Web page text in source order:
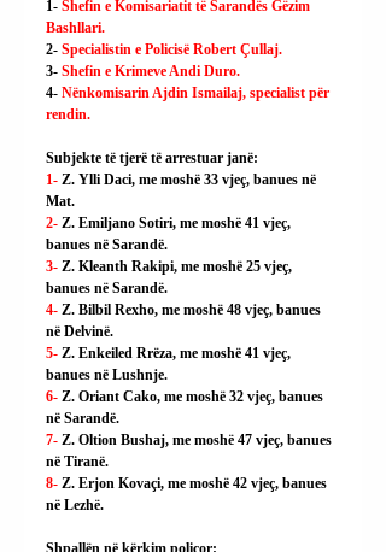
1- Shefin e Komisariatit të Sarandës Gëzim
Bashllari.
2- Specialistin e Policisë Robert Çullaj.
3- Shefin e Krimeve Andi Duro.
4- Nënkomisarin Ajdin Ismailaj, specialist për
rendin.
Subjekte të tjerë të arrestuar janë:
1- Z. Ylli Daci, me moshë 33 vjeç, banues në
Mat.
2- Z. Emiljano Sotiri, me moshë 41 vjeç,
banues në Sarandë.
3- Z. Kleanth Rakipi, me moshë 25 vjeç,
banues në Sarandë.
4- Z. Bilbil Rexho, me moshë 48 vjeç, banues
në Delvinë.
5- Z. Enkeiled Rrëza, me moshë 41 vjeç,
banues në Lushnje.
6- Z. Oriant Cako, me moshë 32 vjeç, banues
në Sarandë.
7- Z. Oltion Bushaj, me moshë 47 vjeç, banues
në Tiranë.
8- Z. Erjon Kovaçi, me moshë 42 vjeç, banues
në Lezhë.
Shpallën në kërkim policor: